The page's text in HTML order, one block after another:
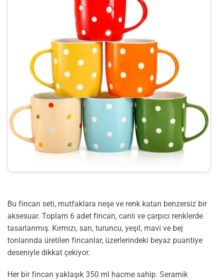
Bu fincan seti, mutfaklara neşe ve renk katan benzersiz bir
aksesuar. Toplam 6 adet fincan, canlı ve çarpıcı renklerde
tasarlanmış. Kırmızı, sarı, turuncu, yeşil, mavi ve bej
tonlarında üretilen fincanlar, üzerlerindeki beyaz puantiye
deseniyle dikkat çekiyor.
Her bir fincan yaklaşık 350 ml hacme sahip. Seramik